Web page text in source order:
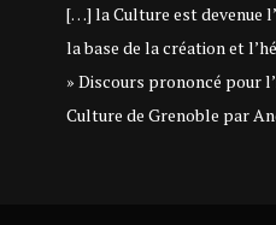
[…] la Culture est devenue
la base de la création et
» Discours prononcé pour
Culture de Grenoble par